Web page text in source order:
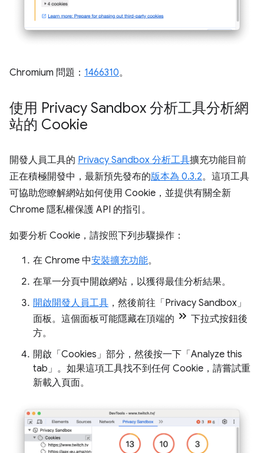
Chromium 問題： 1466310。
使用 Privacy Sandbox 分析工具分析網
站的 Cookie
開發人員工具的 Privacy Sandbox 分析工具擴充功能目前
正在積極開發中，最新預先發布的版本為 0.3.2。這項工具
可協助您瞭解網站如何使用 Cookie，並提供有關全新
Chrome 隱私權保護 API 的指引。
如要分析 Cookie，請按照下列步驟操作：
在 Chrome 中安裝擴充功能。
在單一分頁中開啟網站，以獲得最佳分析結果。
開啟開發人員工具 ，然後前往「Privacy Sandbox」
面板。這個面板可能隱藏在頂端的
下拉式按鈕後
方。
開啟「Cookies」 部分，然後按一下「Analyze this
tab」 。如果這項工具找不到任何 Cookie，請嘗試重
新載入頁面。